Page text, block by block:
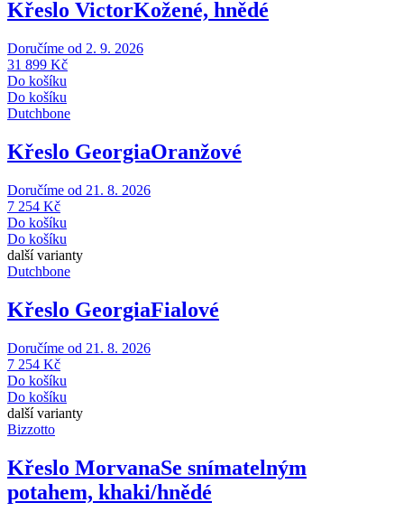
Křeslo VictorKožené, hnědé
Doručíme od 2. 9. 2026
31 899 Kč
Do košíku
Do košíku
Dutchbone
Křeslo GeorgiaOranžové
Doručíme od 21. 8. 2026
7 254 Kč
Do košíku
Do košíku
další varianty
Dutchbone
Křeslo GeorgiaFialové
Doručíme od 21. 8. 2026
7 254 Kč
Do košíku
Do košíku
další varianty
Bizzotto
Křeslo MorvanaSe snímatelným
potahem, khaki/hnědé